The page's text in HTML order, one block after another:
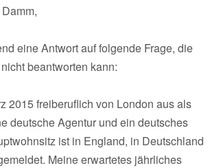
eine Antwort auf folgende Frage, die
beantworten kann:
2015 freiberuflich von London aus als
deutsche Agentur und ein deutsches
ist in England, in Deutschland
Meine erwartetes jährliches